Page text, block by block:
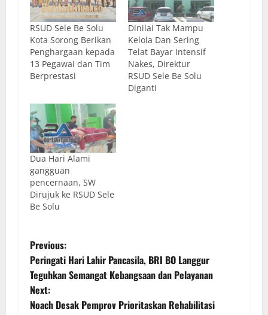
RSUD Sele Be Solu
Kota Sorong Berikan
Penghargaan kepada
13 Pegawai dan Tim
Berprestasi
Dinilai Tak Mampu
Kelola Dan Sering
Telat Bayar Intensif
Nakes, Direktur
RSUD Sele Be Solu
Diganti
Dua Hari Alami
gangguan
pencernaan, SW
Dirujuk ke RSUD Sele
Be Solu
Previous:
Peringati Hari Lahir Pancasila, BRI BO Langgur
Teguhkan Semangat Kebangsaan dan Pelayanan
Next:
Noach Desak Pemprov Prioritaskan Rehabilitasi